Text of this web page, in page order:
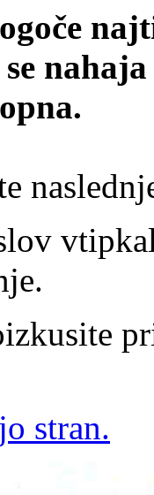
stran.